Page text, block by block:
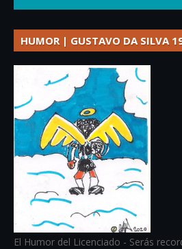
HUMOR | GUSTAVO DA SILVA
El Humor del Licenciado - Serás